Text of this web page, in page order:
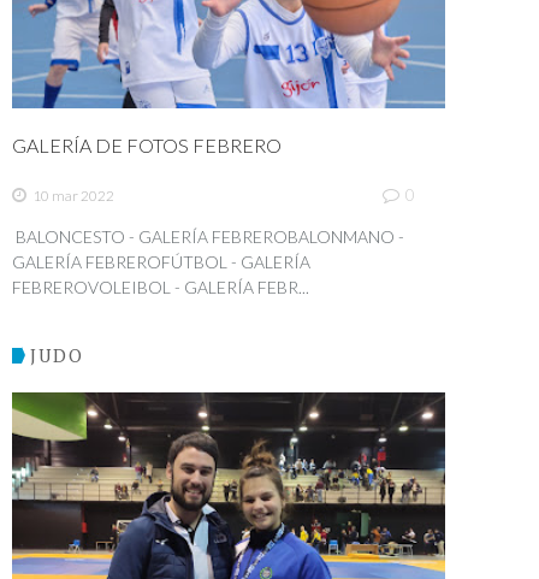
GALERÍA DE FOTOS FEBRERO
10 mar 2022 0
BALONCESTO - GALERÍA FEBREROBALONMANO -
GALERÍA FEBREROFÚTBOL - GALERÍA
FEBREROVOLEIBOL - GALERÍA FEBR...
JUDO